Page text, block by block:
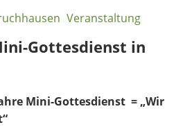
Veranstaltung
Gottesdienst in
Mini-Gottesdienst = „Wir